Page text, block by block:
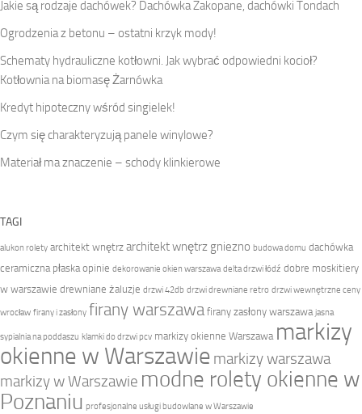
Jakie są rodzaje dachówek? Dachówka Zakopane, dachówki Tondach
Ogrodzenia z betonu – ostatni krzyk mody!
Schematy hydrauliczne kotłowni. Jak wybrać odpowiedni kocioł?
Kotłownia na biomasę Żarnówka
Kredyt hipoteczny wśród singielek!
Czym się charakteryzują panele winylowe?
Materiał ma znaczenie – schody klinkierowe
TAGI
alukon rolety architekt wnętrz architekt wnętrz gniezno budowa domu dachówka
ceramiczna płaska opinie dekorowanie okien warszawa delta drzwi łódź dobre moskitiery
w warszawie drewniane żaluzje drzwi 42db drzwi drewniane retro drzwi wewnętrzne ceny
wrocław firany i zasłony firany warszawa firany zasłony warszawa jasna
sypialnia na poddaszu klamki do drzwi pcv markizy okienne Warszawa markizy
okienne w Warszawie markizy warszawa
markizy w Warszawie modne rolety okienne w
Poznaniu profesjonalne usługi budowlane w Warszawie